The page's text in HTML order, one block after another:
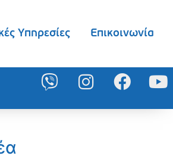
Υπηρεσίες Επικοινωνία